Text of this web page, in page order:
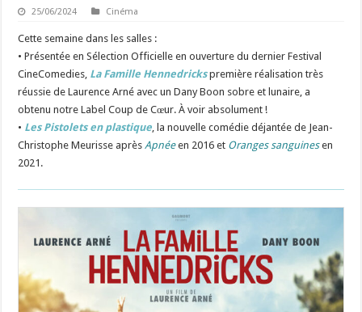
25/06/2024 Cinéma
Cette semaine dans les salles :
• Présentée en Sélection Officielle en ouverture du dernier Festival
CineComedies, La Famille Hennedrickspremière réalisation très
réussie de Laurence Arné avec un Dany Boon sobre et lunaire, a
obtenu notre Label Coup de Cœur. À voir absolument !
• Les Pistolets en plastique, la nouvelle comédie déjantée de Jean-
Christophe Meurisse aprèsApnéeen 2016 et Oranges sanguinesen
2021.